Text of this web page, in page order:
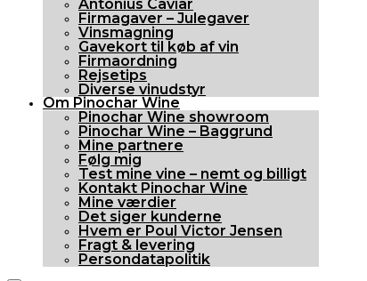
Antonius Caviar
Firmagaver – Julegaver
Vinsmagning
Gavekort til køb af vin
Firmaordning
Rejsetips
Diverse vinudstyr
Om Pinochar Wine
Pinochar Wine showroom
Pinochar Wine – Baggrund
Mine partnere
Følg mig
Test mine vine – nemt og billigt
Kontakt Pinochar Wine
Mine værdier
Det siger kunderne
Hvem er Poul Victor Jensen
Fragt & levering
Persondatapolitik